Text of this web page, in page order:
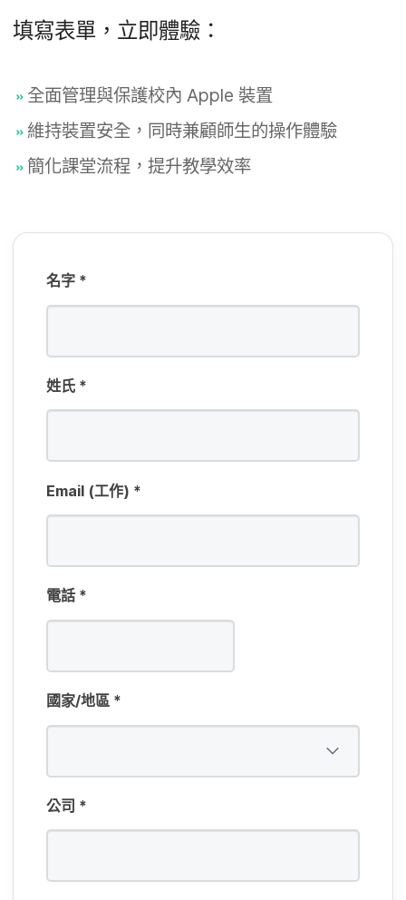
名​字 *
姓​氏 *
Email (工作) *
電話 *
國家​/​地區 *
填​
位
公司 *
必
填​
欄
填寫​表單，​立即​體驗：
全面​管理​與​保護​校​內 Apple 裝置
維持​裝置​安全，​同時​兼顧​師生​的​操作​體驗
簡化​課堂​流程，​提升​教學效率